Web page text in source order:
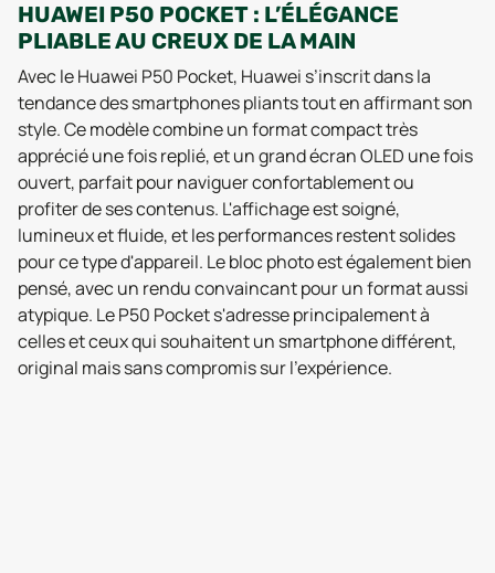
HUAWEI P50 POCKET : L’ÉLÉGANCE
PLIABLE AU CREUX DE LA MAIN
Avec le Huawei P50 Pocket, Huawei s’inscrit dans la
tendance des smartphones pliants tout en affirmant son
style. Ce modèle combine un format compact très
apprécié une fois replié, et un grand écran OLED une fois
ouvert, parfait pour naviguer confortablement ou
profiter de ses contenus. L'affichage est soigné,
lumineux et fluide, et les performances restent solides
pour ce type d'appareil. Le bloc photo est également bien
pensé, avec un rendu convaincant pour un format aussi
atypique. Le P50 Pocket s'adresse principalement à
celles et ceux qui souhaitent un smartphone différent,
original mais sans compromis sur l’expérience.